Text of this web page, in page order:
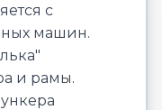
с
машин.
и рамы.